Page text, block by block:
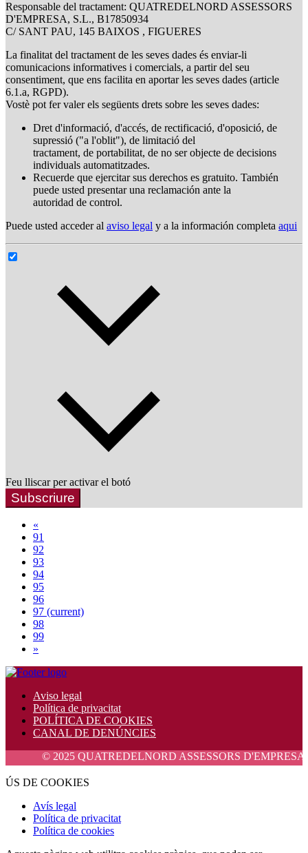
Responsable del tractament: QUATREDELNORD ASSESSORS
D'EMPRESA, S.L., B17850934
C/ SANT PAU, 145 BAIXOS , FIGUERES
La finalitat del tractament de les seves dades és enviar-li
comunicacions informatives i comercials, a partir del seu
consentiment, que ens facilita en aportar les seves dades (article
6.1.a, RGPD).
Vostè pot fer valer els següents drets sobre les seves dades:
Dret d'informació, d'accés, de rectificació, d'oposició, de
supressió ("a l'oblit"), de limitació del
tractament, de portabilitat, de no ser objecte de decisions
individuals automatitzades.
Recuerde que ejercitar sus derechos es gratuito. También
puede usted presentar una reclamación ante la
autoridad de control.
Puede usted acceder al aviso legal y a la información completa aqui
Feu lliscar per activar el botó
Subscriure
«
91
92
93
94
95
96
97 (current)
98
99
»
Aviso legal
Política de privacitat
POLÍTICA DE COOKIES
CANAL DE DENÚNCIES
© 2025 QUATREDELNORD ASSESSORS D'EMPRESA, S.L.
ÚS DE COOKIES
Avís legal
Política de privacitat
Política de cookies